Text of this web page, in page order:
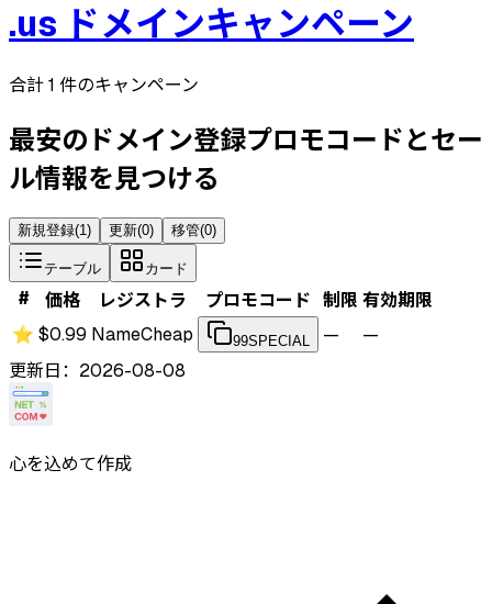
.us ドメインキャンペーン
合計 1 件のキャンペーン
最安のドメイン登録プロモコードとセー
ル情報を見つける
新規登録(1) 更新(0) 移管(0)
テーブル カード
# 価格 レジストラ プロモコード 制限 有効期限
⭐ $0.99 NameCheap 99SPECIAL —
—
更新日：2026-08-08
心を込めて作成